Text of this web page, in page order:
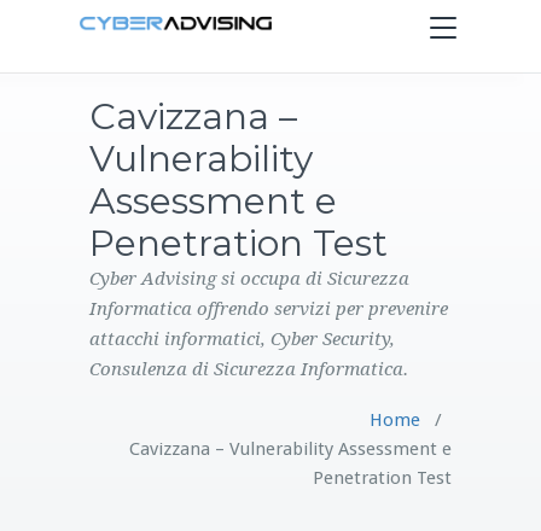
Toggle
navigation
PRODOTTI
CONTATTI
Cavizzana –
Vulnerability
Assessment e
Penetration Test
Cyber Advising si occupa di Sicurezza
Informatica offrendo servizi per prevenire
attacchi informatici, Cyber Security,
Consulenza di Sicurezza Informatica.
Home/
Cavizzana – Vulnerability Assessment e
Penetration Test